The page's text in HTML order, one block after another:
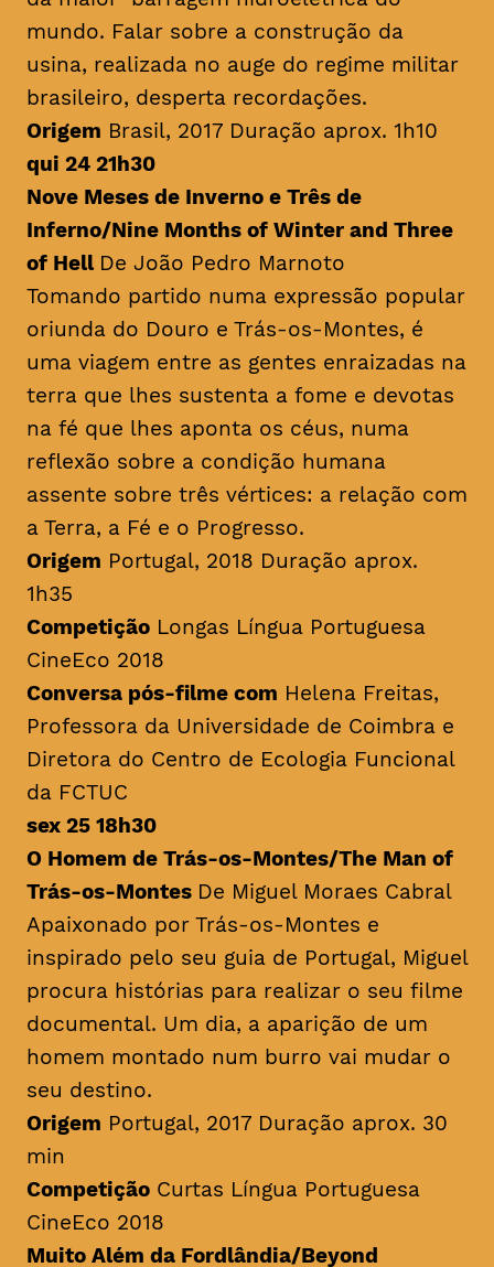
mundo. Falar sobre a construção da
usina, realizada no auge do regime militar
brasileiro, desperta recordações.
Origem Brasil, 2017 Duração aprox. 1h10
qui 24 21h30
Nove Meses de Inverno e Três de
Inferno/Nine Months of Winter and Three
of Hell De João Pedro Marnoto
Tomando partido numa expressão popular
oriunda do Douro e Trás-os-Montes, é
uma viagem entre as gentes enraizadas na
terra que lhes sustenta a fome e devotas
na fé que lhes aponta os céus, numa
reflexão sobre a condição humana
assente sobre três vértices: a relação com
a Terra, a Fé e o Progresso.
Origem Portugal, 2018 Duração aprox.
1h35
CompetiçãoLongas Língua Portuguesa
CineEco 2018
Conversa pós-filme com Helena Freitas,
Professora da Universidade de Coimbra e
Diretora do Centro de Ecologia Funcional
da FCTUC
sex 25 18h30
O Homem de Trás-os-Montes/The Man of
Trás-os-Montes De Miguel Moraes Cabral
Apaixonado por Trás-os-Montes e
inspirado pelo seu guia de Portugal, Miguel
procura histórias para realizar o seu filme
documental. Um dia, a aparição de um
homem montado num burro vai mudar o
seu destino.
Origem Portugal, 2017 Duração aprox. 30
min
CompetiçãoCurtas Língua Portuguesa
CineEco 2018
Muito Além da Fordlândia/Beyond